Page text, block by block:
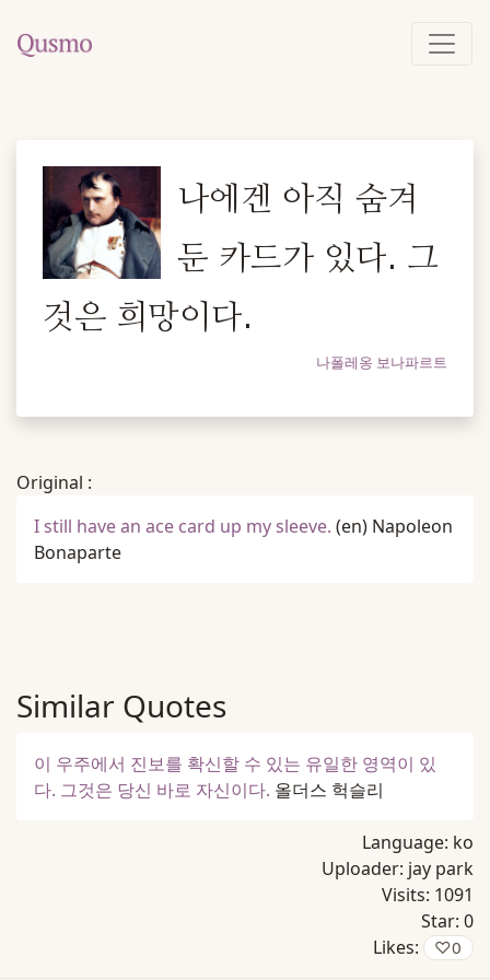
나에겐 아직 숨겨
둔 카드가 있다. 그
것은 희망이다.
나폴레옹 보나파르트
Original :
I still have an ace card up my sleeve. (en) Napoleon
Bonaparte
Similar Quotes
이 우주에서 진보를 확신할 수 있는 유일한 영역이 있
다. 그것은 당신 바로 자신이다. 올더스 헉슬리
Language: ko
Uploader: jay park
Visits: 1091
Star: 0
Likes:
♡0